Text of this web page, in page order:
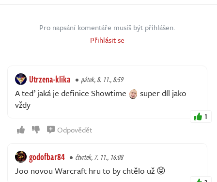
Pro napsání komentáře musíš být přihlášen.
Přihlásit se
Utrzena-klika pátek, 8. 11., 8:59
A teď jaká je definice Showtime
super díl jako
vždy
1
Odpovědět
godofbar84 čtvrtek, 7. 11., 16:08
Joo novou Warcraft hru to by chtělo už 😝